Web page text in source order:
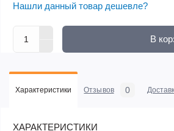
Нашли данный товар дешевле?
В
Характеристики Отзывов 0
ХАРАКТЕРИСТИКИ